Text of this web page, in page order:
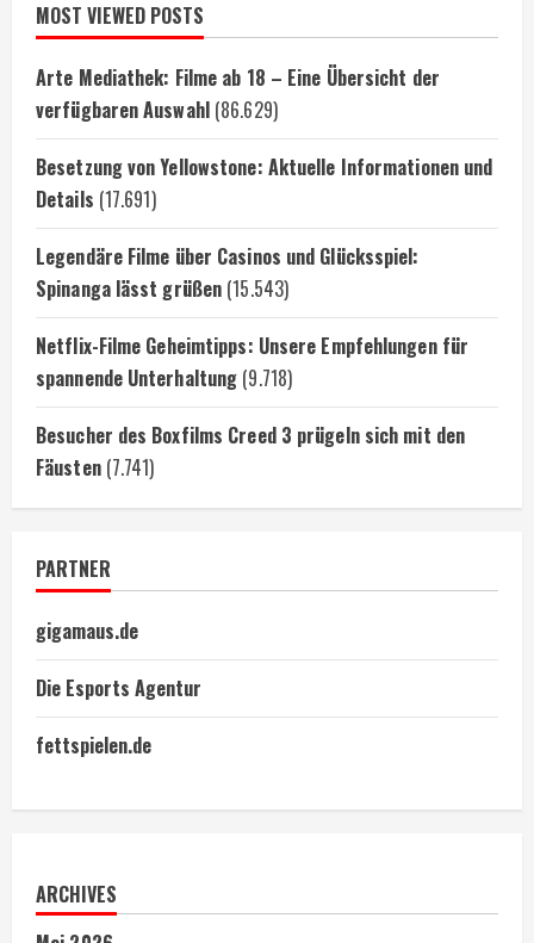
MOST VIEWED POSTS
Arte Mediathek: Filme ab 18 – Eine Übersicht der
verfügbaren Auswahl (86.629)
Besetzung von Yellowstone: Aktuelle Informationen und
Details (17.691)
Legendäre Filme über Casinos und Glücksspiel:
Spinanga lässt grüßen (15.543)
Netflix-Filme Geheimtipps: Unsere Empfehlungen für
spannende Unterhaltung (9.718)
Besucher des Boxfilms Creed 3 prügeln sich mit den
Fäusten (7.741)
PARTNER
gigamaus.de
Die Esports Agentur
fettspielen.de
ARCHIVES